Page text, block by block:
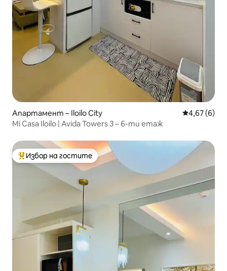
Апартамент – Iloilo City Средна
4,67 (6)
Mi Casa Iloilo | Avida Towers 3 – 6-ти етаж
Най-популярен избор на гостите
Избор на гостите